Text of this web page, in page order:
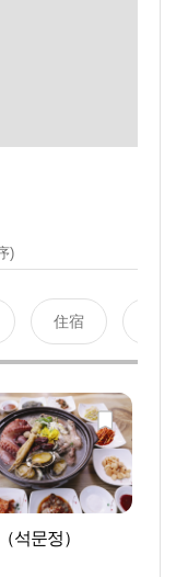
)
住宿
석문정）